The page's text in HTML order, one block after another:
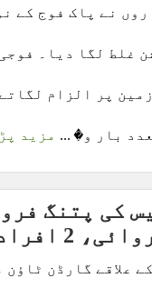
نے پاک فوج کے
غلط لگا دیا۔
بار و� ... مزید
کی پتنگ
افراد گرفتار
کے علاقے گارڈن